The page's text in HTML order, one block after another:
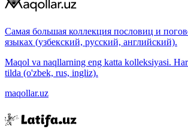
Самая большая коллекция пословиц и
языках (узбекский, русский, английский).
Maqol va naqllarning eng katta kolleksiyasi.
tilda (o'zbek, rus, ingliz).
maqollar.uz